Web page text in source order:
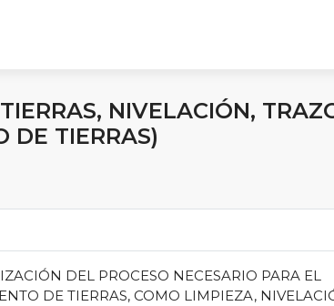
NIVELACIÓN,
DE TIERRAS)
DEL PROCESO NECESARIO PARA EL
DE TIERRAS, COMO LIMPIEZA,